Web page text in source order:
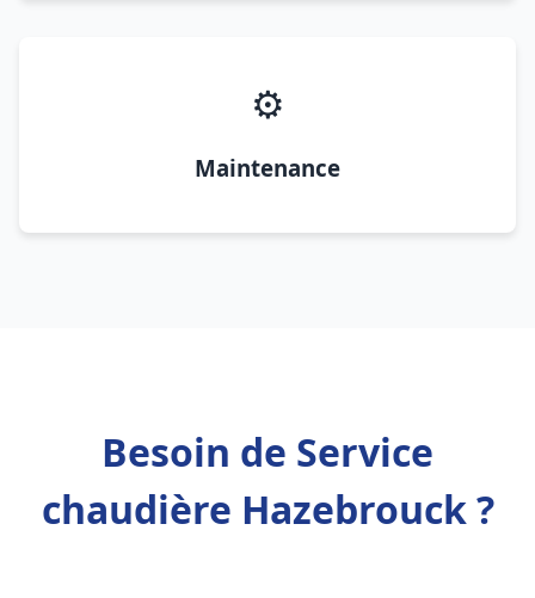
⚙️
Maintenance
Besoin de Service
chaudière Hazebrouck ?